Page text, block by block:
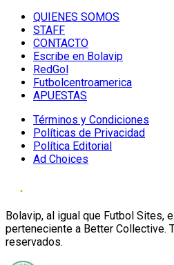
QUIENES SOMOS
STAFF
CONTACTO
Escribe en Bolavip
RedGol
Futbolcentroamerica
APUESTAS
Términos y Condiciones
Políticas de Privacidad
Política Editorial
Ad Choices
Bolavip, al igual que Futbol Sites,
perteneciente a Better Collective.
reservados.